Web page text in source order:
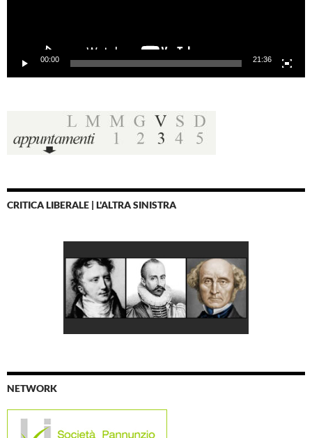
00:00 21:36
CRITICA LIBERALE | L'ALTRA SINISTRA
NETWORK